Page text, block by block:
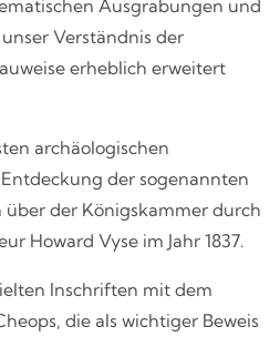
Ausgrabungen und
Verständnis der
erheblich erweitert
archäologischen
der sogenannten
der Königskammer durch
Howard Vyse im Jahr 1837.
Inschriften mit dem
die als wichtiger Beweis